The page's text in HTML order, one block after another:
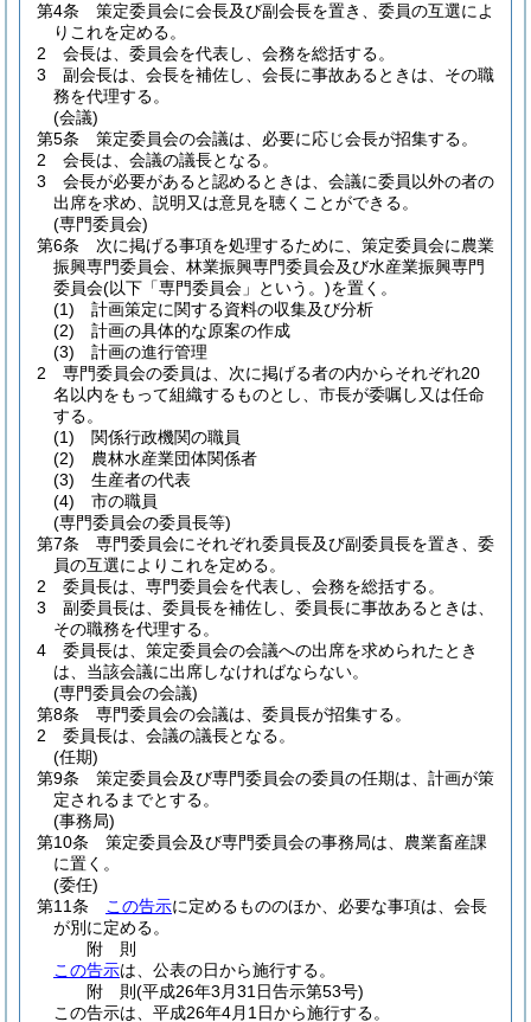
第4条
策定委員会に会長及び副会長を置き、委員の互選によ
りこれを定める。
2
会長は、委員会を代表し、会務を総括する。
3
副会長は、会長を補佐し、会長に事故あるときは、その職
務を代理する。
(会議)
第5条
策定委員会の会議は、必要に応じ会長が招集する。
2
会長は、会議の議長となる。
3
会長が必要があると認めるときは、会議に委員以外の者の
出席を求め、説明又は意見を聴くことができる。
(専門委員会)
第6条
次に掲げる事項を処理するために、策定委員会に農業
振興専門委員会、林業振興専門委員会及び水産業振興専門
委員会(以下「専門委員会」という。)を置く。
(1)
計画策定に関する資料の収集及び分析
(2)
計画の具体的な原案の作成
(3)
計画の進行管理
2
専門委員会の委員は、次に掲げる者の内からそれぞれ20
名以内をもって組織するものとし、市長が委嘱し又は任命
する。
(1)
関係行政機関の職員
(2)
農林水産業団体関係者
(3)
生産者の代表
(4)
市の職員
(専門委員会の委員長等)
第7条
専門委員会にそれぞれ委員長及び副委員長を置き、委
員の互選によりこれを定める。
2
委員長は、専門委員会を代表し、会務を総括する。
3
副委員長は、委員長を補佐し、委員長に事故あるときは、
その職務を代理する。
4
委員長は、策定委員会の会議への出席を求められたとき
は、当該会議に出席しなければならない。
(専門委員会の会議)
第8条
専門委員会の会議は、委員長が招集する。
2
委員長は、会議の議長となる。
(任期)
第9条
策定委員会及び専門委員会の委員の任期は、計画が策
定されるまでとする。
(事務局)
第10条
策定委員会及び専門委員会の事務局は、農業畜産課
に置く。
(委任)
第11条
この告示に定めるもののほか、必要な事項は、会長
が別に定める。
附 則
この告示は、公表の日から施行する。
附 則(平成26年3月31日告示第53号)
この告示は、平成26年4月1日から施行する。